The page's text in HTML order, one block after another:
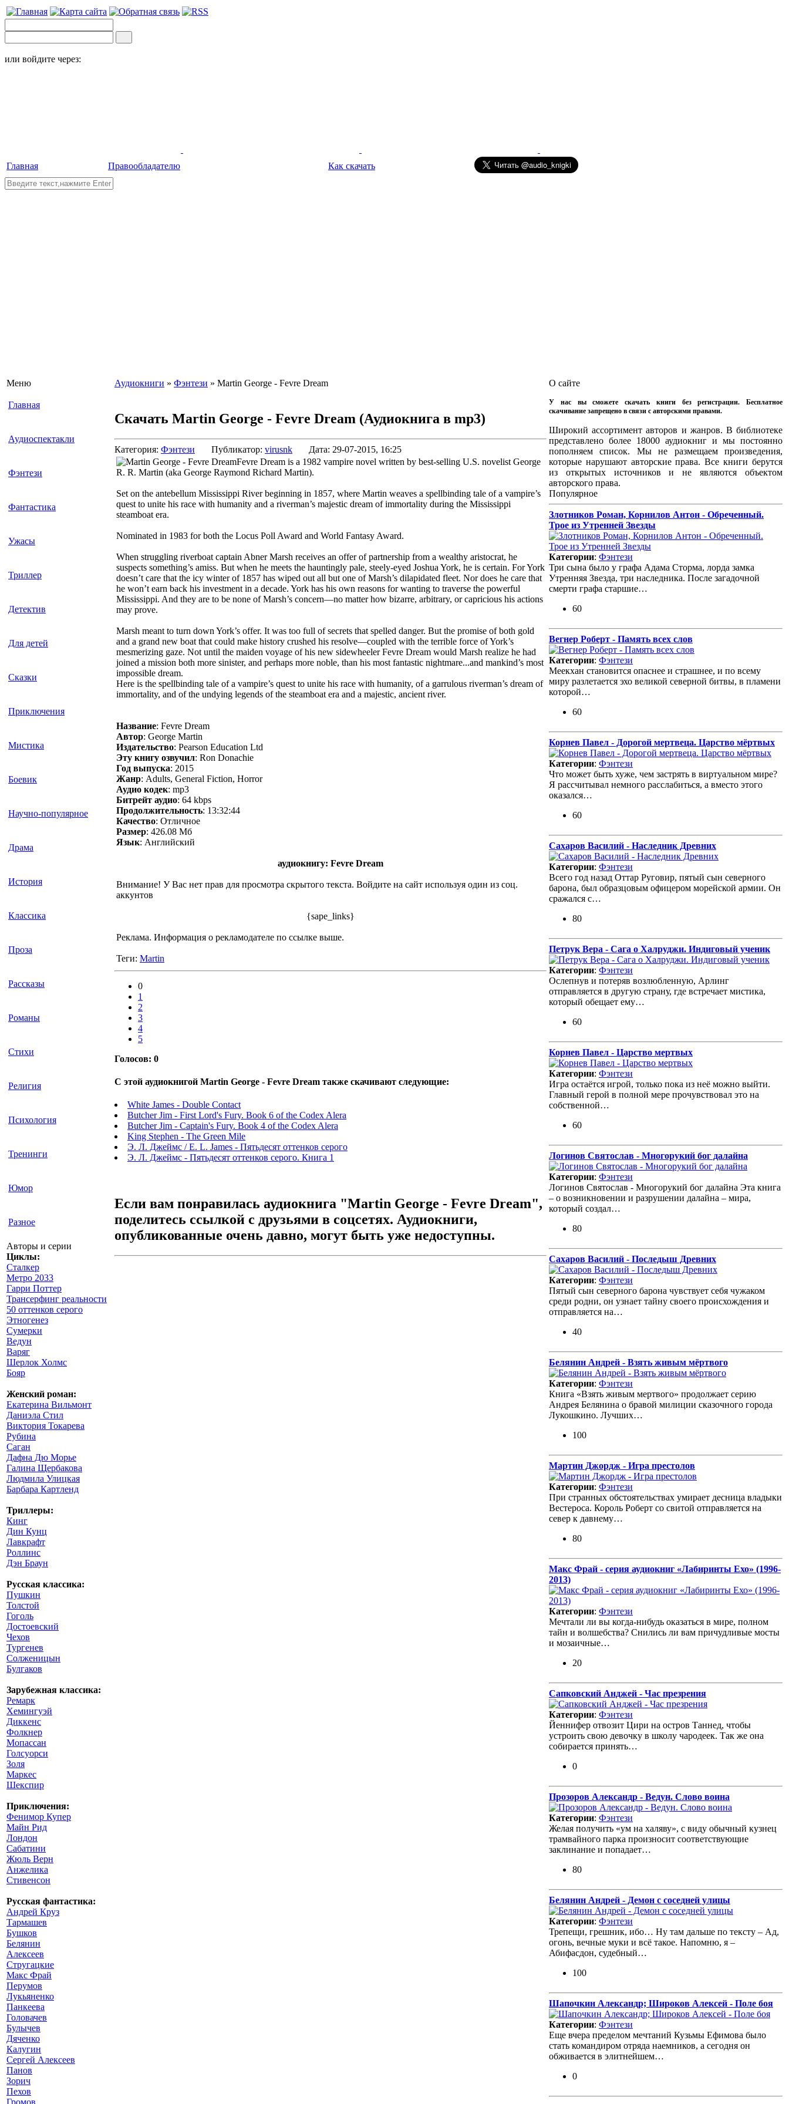
или войдите через:
Главная Правообладателю Как скачать
Меню
Главная
Аудиоспектакли
Фэнтези
Фантастика
Ужасы
Триллер
Детектив
Для детей
Сказки
Приключения
Мистика
Боевик
Научно-популярное
Драма
История
Классика
Проза
Рассказы
Романы
Стихи
Религия
Психология
Тренинги
Юмор
Разное
Авторы и серии
Циклы:
Сталкер
Метро 2033
Гарри Поттер
Трансерфинг реальности
50 оттенков серого
Этногенез
Сумерки
Ведун
Варяг
Шерлок Холмс
Бояр
Женский роман:
Екатерина Вильмонт
Даниэла Стил
Виктория Токарева
Рубина
Саган
Дафна Дю Морье
Галина Щербакова
Людмила Улицкая
Барбара Картленд
Триллеры:
Кинг
Дин Кунц
Лавкрафт
Роллинс
Дэн Браун
Русская классика:
Пушкин
Толстой
Гоголь
Достоевский
Чехов
Тургенев
Солженицын
Булгаков
Зарубежная классика:
Ремарк
Хемингуэй
Диккенс
Фолкнер
Мопассан
Голсуорси
Золя
Маркес
Шекспир
Приключения:
Фенимор Купер
Майн Рид
Лондон
Сабатини
Жюль Верн
Анжелика
Стивенсон
Русская фантастика:
Андрей Круз
Тармашев
Бушков
Белянин
Алексеев
Стругацкие
Макс Фрай
Перумов
Лукьяненко
Панкеева
Головачев
Булычев
Дяченко
Калугин
Сергей Алексеев
Панов
Зорич
Пехов
Громов
Аудиокниги » Фэнтези » Martin George - Fevre Dream
Скачать Martin George - Fevre Dream (Аудиокнига в mp3)
Категория: Фэнтези Публикатор: virusnk Дата: 29-07-2015, 16:25
Fevre Dream is a 1982 vampire novel written by best-selling U.S. novelist George
R. R. Martin (aka George Raymond Richard Martin).
Set on the antebellum Mississippi River beginning in 1857, where Martin weaves a spellbinding tale of a vampire’s
quest to unite his race with humanity and a riverman’s majestic dream of immortality during the Mississippi
steamboat era.
Nominated in 1983 for both the Locus Poll Award and World Fantasy Award.
When struggling riverboat captain Abner Marsh receives an offer of partnership from a wealthy aristocrat, he
suspects something’s amiss. But when he meets the hauntingly pale, steely-eyed Joshua York, he is certain. For York
doesn’t care that the icy winter of 1857 has wiped out all but one of Marsh’s dilapidated fleet. Nor does he care that
he won’t earn back his investment in a decade. York has his own reasons for wanting to traverse the powerful
Mississippi. And they are to be none of Marsh’s concern—no matter how bizarre, arbitrary, or capricious his actions
may prove.
Marsh meant to turn down York’s offer. It was too full of secrets that spelled danger. But the promise of both gold
and a grand new boat that could make history crushed his resolve—coupled with the terrible force of York’s
mesmerizing gaze. Not until the maiden voyage of his new sidewheeler Fevre Dream would Marsh realize he had
joined a mission both more sinister, and perhaps more noble, than his most fantastic nightmare...and mankind’s most
impossible dream.
Here is the spellbinding tale of a vampire’s quest to unite his race with humanity, of a garrulous riverman’s dream of
immortality, and of the undying legends of the steamboat era and a majestic, ancient river.
Название: Fevre Dream
Автор: George Martin
Издательство: Pearson Education Ltd
Эту книгу озвучил: Ron Donachie
Год выпуска: 2015
Жанр: Adults, General Fiction, Horror
Аудио кодек: mp3
Битрейт аудио: 64 kbps
Продолжительность: 13:32:44
Качество: Отличное
Размер: 426.08 Мб
Язык: Английский
аудиокнигу: Fevre Dream
Внимание! У Вас нет прав для просмотра скрытого текста. Войдите на сайт используя один из соц.
аккунтов
{sape_links}
Реклама. Информация о рекламодателе по ссылке выше.
Теги: Martin
0
1
2
3
4
5
Голосов: 0
С этой аудиокнигой Martin George - Fevre Dream также скачивают следующие:
White James - Double Contact
Butcher Jim - First Lord's Fury. Book 6 of the Codex Alera
Butcher Jim - Captain's Fury. Book 4 of the Codex Alera
King Stephen - The Green Mile
Э. Л. Джеймс / E. L. James - Пятьдесят оттенков серого
Э. Л. Джеймс - Пятьдесят оттенков серого. Книга 1
Если вам понравилась аудиокнига "Martin George - Fevre Dream",
поделитесь ссылкой с друзьями в соцсетях. Аудиокниги,
опубликованные очень давно, могут быть уже недоступны.
О сайте
У нас вы сможете скачать книги без регистрации. Бесплатное
скачивание запрещено в связи с авторскими правами.
Широкий ассортимент авторов и жанров. В библиотеке
представлено более 18000 аудиокниг и мы постоянно
пополняем список. Мы не размещаем произведения,
которые нарушают авторские права. Все книги берутся
из открытых источников и не являются объектом
авторского права.
Популярное
Злотников Роман, Корнилов Антон - Обреченный.
Трое из Утренней Звезды
Категории: Фэнтези
Три сына было у графа Адама Сторма, лорда замка
Утренняя Звезда, три наследника. После загадочной
смерти графа старшие…
60
Вегнер Роберт - Память всех слов
Категории: Фэнтези
Меекхан становится опаснее и страшнее, и по всему
миру разлетается эхо великой северной битвы, в пламени
которой…
60
Корнев Павел - Дорогой мертвеца. Царство мёртвых
Категории: Фэнтези
Что может быть хуже, чем застрять в виртуальном мире?
Я рассчитывал немного расслабиться, а вместо этого
оказался…
60
Сахаров Василий - Наследник Древних
Категории: Фэнтези
Всего год назад Оттар Руговир, пятый сын северного
барона, был образцовым офицером морейской армии. Он
сражался с…
80
Петрук Вера - Сага о Халруджи. Индиговый ученик
Категории: Фэнтези
Ослепнув и потеряв возлюбленную, Арлинг
отправляется в другую страну, где встречает мистика,
который обещает ему…
60
Корнев Павел - Царство мертвых
Категории: Фэнтези
Игра остаётся игрой, только пока из неё можно выйти.
Главный герой в полной мере прочувствовал это на
собственной…
60
Логинов Святослав - Многорукий бог далайна
Категории: Фэнтези
Логинов Святослав - Многорукий бог далайна Эта книга
– о возникновении и разрушении далайна – мира,
который создал…
80
Сахаров Василий - Последыш Древних
Категории: Фэнтези
Пятый сын северного барона чувствует себя чужаком
среди родни, он узнает тайну своего происхождения и
отправляется на…
40
Белянин Андрей - Взять живым мёртвого
Категории: Фэнтези
Книга «Взять живым мертвого» продолжает серию
Андрея Белянина о бравой милиции сказочного города
Лукошкино. Лучших…
100
Мартин Джордж - Игра престолов
Категории: Фэнтези
При странных обстоятельствах умирает десница владыки
Вестероса. Король Роберт со свитой отправляется на
север к давнему…
80
Макс Фрай - серия аудиокниг «Лабиринты Ехо» (1996-
2013)
Категории: Фэнтези
Мечтали ли вы когда-нибудь оказаться в мире, полном
тайн и волшебства? Снились ли вам причудливые мосты
и мозаичные…
20
Сапковский Анджей - Час презрения
Категории: Фэнтези
Йеннифер отвозит Цири на остров Таннед, чтобы
устроить свою девочку в школу чародеек. Так же она
собирается принять…
0
Прозоров Александр - Ведун. Слово воина
Категории: Фэнтези
Желая получить «ум на халяву», с виду обычный кузнец
трамвайного парка произносит соответствующие
заклинание и попадает…
80
Белянин Андрей - Демон с соседней улицы
Категории: Фэнтези
Трепещи, грешник, ибо… Ну там дальше по тексту – Ад,
огонь, вечные муки и всё такое. Напомню, я –
Абифасдон, судебный…
100
Шапочкин Александр; Широков Алексей - Поле боя
Категории: Фэнтези
Еще вчера пределом мечтаний Кузьмы Ефимова было
стать командиром отряда наемников, а сегодня он
обживается в элитнейшем…
0